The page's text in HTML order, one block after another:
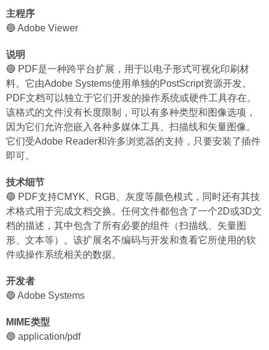
主程序
🔵 Adobe Viewer
说明
🔵 PDF是一种跨平台扩展，用于以电子形式可视化印刷材
料。它由Adobe Systems使用单独的PostScript资源开发。
PDF文档可以独立于它们开发的操作系统或硬件工具存在。
该格式的文件没有长度限制，可以有多种类型和图像选项，
因为它们允许您嵌入各种多媒体工具、扫描线和矢量图像。
它们受Adobe Reader和许多浏览器的支持，只要安装了插件
即可。
技术细节
🔵 PDF支持CMYK、RGB、灰度等颜色模式，同时还有其技
术格式用于完成文档交换。任何文件都包含了一个2D或3D文
档的描述，其中包含了所有必要的组件（扫描线、矢量图
形、文本等）。该扩展名不编码与开发和查看它所使用的软
件或操作系统相关的数据。
开发者
🔵 Adobe Systems
MIME类型
🔵 application/pdf